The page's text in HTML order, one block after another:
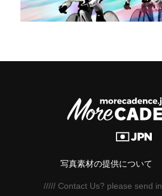
写真素材の提供について
///// Contact Us? please send in